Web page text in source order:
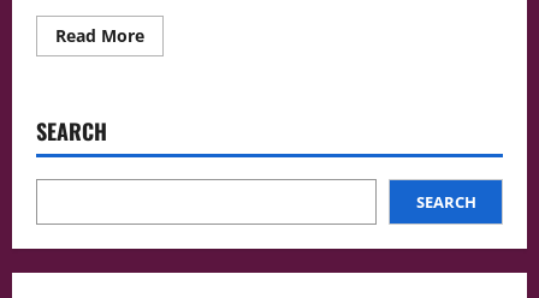
Read MoreRead
more
কাস্ট
চান
SEARCH
SEARCH